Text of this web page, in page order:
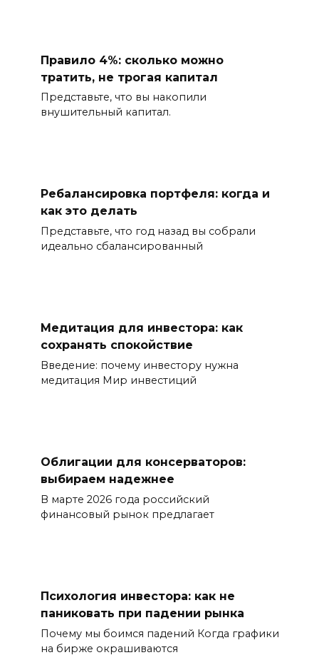
Правило 4%: сколько можно
тратить, не трогая капитал
Представьте, что вы накопили
внушительный капитал.
Ребалансировка портфеля: когда и
как это делать
Представьте, что год назад вы собрали
идеально сбалансированный
Медитация для инвестора: как
сохранять спокойствие
Введение: почему инвестору нужна
медитация Мир инвестиций
Облигации для консерваторов:
выбираем надежнее
В марте 2026 года российский
финансовый рынок предлагает
Психология инвестора: как не
паниковать при падении рынка
Почему мы боимся падений Когда графики
на бирже окрашиваются